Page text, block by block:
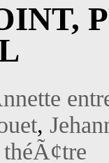
,
théÃ¢tre